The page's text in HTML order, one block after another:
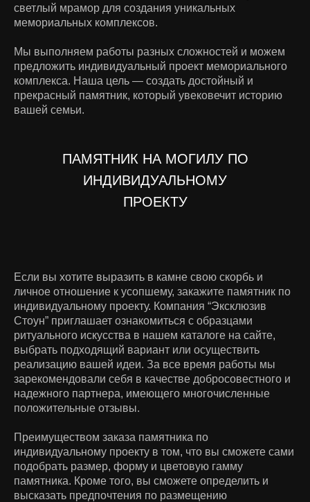
светлый мрамор для создания уникальных
мемориальных комплексов.
Мы выполняем работы разных сложностей и можем
предложить индивидуальный проект мемориального
комплекса. Наша цель — создать достойный и
прекрасный памятник, который увековечит историю
вашей семьи.
ПАМЯТНИК НА МОГИЛУ ПО
ИНДИВИДУАЛЬНОМУ
ПРОЕКТУ
Если вы хотите выразить в камне свою скорбь и
личное отношение к усопшему, закажите памятник по
индивидуальному проекту. Компания “Эксклюзив
Стоун” приглашает ознакомиться с образцами
ритуального искусства в нашем каталоге на сайте,
выбрать подходящий вариант или осуществить
реализацию вашей идеи. За все время работы мы
зарекомендовали себя в качестве добросовестного и
надежного партнера, имеющего многочисленные
положительные отзывы.
Преимуществом заказа памятника по
индивидуальному проекту в том, что вы сможете сами
подобрать размер, форму и цветовую гамму
памятника. Кроме того, вы сможете определить и
высказать предпочтения по размещению